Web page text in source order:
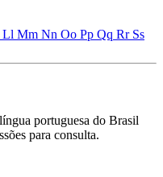
Ll Mm Nn Oo Pp Qq Rr Ss
portuguesa do Brasil
para consulta.